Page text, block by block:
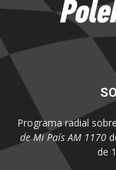
Programa radial
de Mi País AM 1170
de